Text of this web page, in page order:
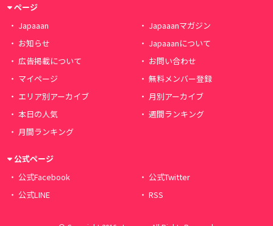
ページ
Japaaan
Japaaanマガジン
お知らせ
Japaaanについて
広告掲載について
お問い合わせ
マイページ
無料メンバー登録
エリア別アーカイブ
月別アーカイブ
本日の人気
週間ランキング
月間ランキング
公式ページ
公式Facebook
公式Twitter
公式LINE
RSS